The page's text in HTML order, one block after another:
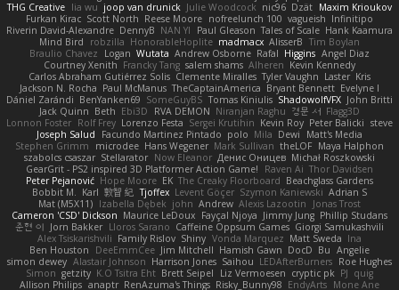
THG Creative lia wu joop van drunick Julie Woodcock nic96 Dzät Maxim Krioukov
Furkan Kirac Scott North Reese Moore nofreelunch 100 vagueish Infinitipo
Riverin David-Alexandre DennyB NAN YI Paul Gleason Tales of Scale Hank Kaamura
Mind Bird
robzilla HonorableHoplite madmacx AlisserB Tim Boylan
Braulio Chavez
Logan Wutata Andrew Osborne Rafal Higgins Angel Diaz
Courtney Xenith Francky Tang salem shams Alheren Kevin Kennedy
Carlos Abraham Gutiérrez Solis Clemente Miralles Tyler Vaughn Laster Kris
Jackson N. Rocha Paul McManus TheCaptainAmerica Bryant Bennett Evelyne I
Dániel Zarándi BenYanken69 SomeGuyBS Tomas Kiniulis ShadowolfVFX John Britti
Jack Quinn Beth Ebi3D RVA DEMON Niranjan Raghu 경문 서 Flagg3D
Lonnon Foster Rolf Frey Lorenzo Festa Sergei Krutihin Kevin Roy Peter Balicki steve
Joseph Salud
Facundo Martinez Pintado polo Mila Dewi
Matt's Media
Stephen Grimm
microdee Hans Wegener Mark Sullivan theLOF Maya Halphon
szabolcs csaszar Stellarator Now Eleanor Денис Оницев Michał Roszkowski
GearGrit - PS2 inspired 3D Platformer Action Game!
Raven Ai Thor Davidsen
Peter Pejanović Hope Moore EK The Creaky Floorboard Beachglass Gardens
Bobbit M. Karl 敦智 紀 Tjoffex Levent Göçer Szymon Kaniewski Adrian S
Mat (M5X11) Izabella Dębek john Andrew Alexis Lazootin
Jonas Trost
Cameron 'CSD' Dickson Maurice LeDoux Fayçal Njoya Jimmy Jung Phillip Studans
준현 이 Jorn Bakker Lloros Sarano Caffeine Oppsum Games Giorgi Samukashvili
Alex Tsiskarishvili Family Rislov Shiny Vonda Marquez Matt Sweda Ina
Ben Houston
DeeEmmCee Jim Mitchell Hamish Gawn DocD Bu Angelie
simon dewey Alastair Johnson Harrison Jones Saihou LEDAfterBurners Roe Hughes
Simon getzity K.O Tsitra Eht Brett Seipel Liz Vermoesen cryptic pk PJ quig
Allison Philips anaptr RenAzuma's Things Risky_Bunny98 EndyArts Mone Ane